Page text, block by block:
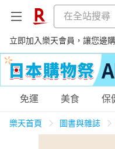
立即加入樂天會員，讓您邊
購物網分類
免運 美食 保
樂天首頁 圖書與雜誌